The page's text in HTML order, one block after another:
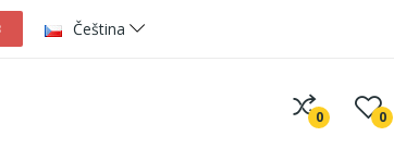
Čeština
0 0